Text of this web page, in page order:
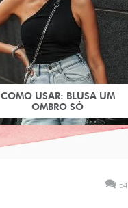
COMO USAR: BLUSA UM
OMBRO SÓ
54